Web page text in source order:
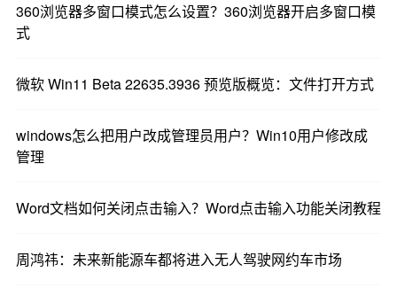
360浏览器多窗口模式怎么设置？360浏览器开启多窗口模
式
微软 Win11 Beta 22635.3936 预览版概览：文件打开方式
windows怎么把用户改成管理员用户？Win10用户修改成
管理
Word文档如何关闭点击输入？Word点击输入功能关闭教程
周鸿祎：未来新能源车都将进入无人驾驶网约车市场